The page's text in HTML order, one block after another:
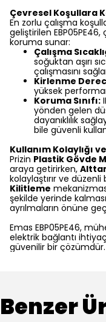
Çevresel Koşullara
En zorlu çalışma
geliştirilen
koruma sunar:
Çalışma
soğuktan aşırı
çalışmasını
Kirlenme
yüksek
Koruma Sınıfı:
yönden gelen
dayanıklılık
bile güvenli
Kullanım Kolaylığı
Prizin Plastik Gövde
araya getirirken,
kolaylaştırır ve
Kilitleme
şekilde yerinde
ayrılmaların önüne
Emas EBP05PE46,
elektrik bağlantı
güvenilir bir çözümdür.
Benzer